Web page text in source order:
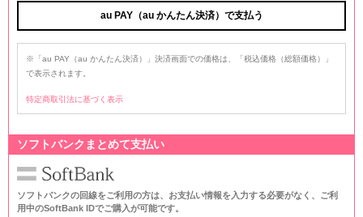
au PAY（au かんたん決済）で支払う
※「au PAY（au かんたん決済）」決済画面での価格は、「税込価格（総額価格）」
で表示されます。
特定商取引法に基づく表示
ソフトバンクまとめて支払い
ソフトバンクの回線をご利用の方は、お支払い情報を入力する必要がなく、ご利
用中のSoftBank IDでご購入が可能です。